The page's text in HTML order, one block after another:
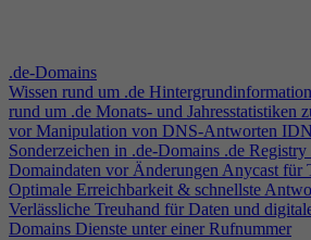
.de-Domains
Wissen rund um .de
rund um .de Monats- und Jahresstatistiken
vor Manipulation von DNS-Antworten
Sonderzeichen in .de-Domains .de
Domaindaten vor ÄnderungenAnycast für
Optimale Erreichbarkeit & schnellste
Verlässliche Treuhand für Daten und
Domains Dienste unter einer Rufnummer